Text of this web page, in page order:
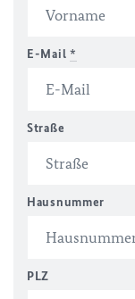
E-Mail *
Straße
Hausnummer
PLZ